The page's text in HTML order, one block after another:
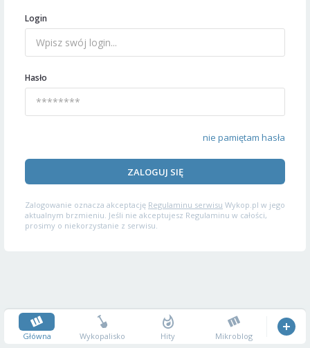
Login
Hasło
nie pamiętam hasła
ZALOGUJ SIĘ
Zalogowanie oznacza akceptację Regulaminu serwisu Wykop.pl w jego
aktualnym brzmieniu. Jeśli nie akceptujesz Regulaminu w całości,
prosimy o niekorzystanie z serwisu.
Główna Wykopalisko Hity Mikroblog